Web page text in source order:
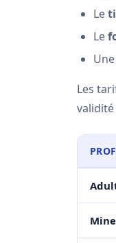
Le
Le
Les
validité